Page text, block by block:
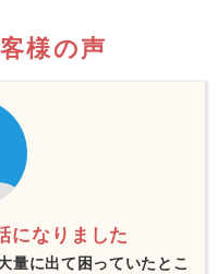
様の声
になりました
量に出て困っていたとこ